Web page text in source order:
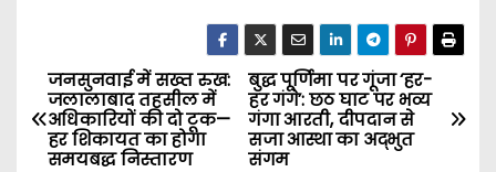
P
o
बुद्ध पूर्णिमा पर गूंजा ‘हर-
हर गंगे’: छठ घाट पर भव्य
गंगा आरती, दीपदान से
सजा आस्था का अद्भुत
संगम
जनसुनवाई में सख्त रुख:
जलालाबाद तहसील में
अधिकारियों की दो टूक—
हर शिकायत का होगा
समयबद्ध निस्तारण